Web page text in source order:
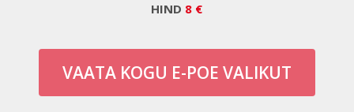
HIND 8 €
VAATA KOGU E-POE VALIKUT